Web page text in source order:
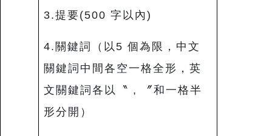
3.提要(500 字以內)
4.關鍵詞（以5 個為限，中文
關鍵詞中間各空一格全形，英
文關鍵詞各以〝 , 〞和一格半
形分開）